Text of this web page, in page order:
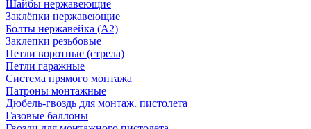
Шайбы нержавеющие
Заклёпки нержавеющие
Болты нержавейка (А2)
Заклепки резьбовые
Петли воротные (стрела)
Петли гаражные
Система прямого монтажа
Патроны монтажные
Дюбель-гвоздь для монтаж. пистолета
Газовые баллоны